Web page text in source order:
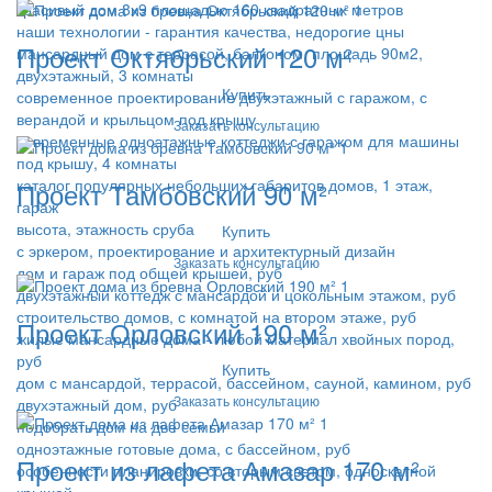
красивый дом 8х9 площадью 160 квадратных метров
наши технологии - гарантия качества, недорогие цны
мансардный дом с террасой, балконом, площадь 90м2,
двухэтажный, 3 комнаты
современное проектирование двухэтажный с гаражом, с
верандой и крыльцом под крышу
современные одноэтажные коттеджи с гаражом для машины
под крышу, 4 комнаты
каталог популярных небольших габаритов домов, 1 этаж,
гараж
высота, этажность сруба
с эркером, проектирование и архитектурный дизайн
дом и гараж под общей крышей, руб
двухэтажный коттедж с мансардой и цокольным этажом, руб
строительство домов, с комнатой на втором этаже, руб
жилые мансардные дома - любой материал хвойных пород,
руб
дом с мансардой, террасой, бассейном, сауной, камином, руб
двухэтажный дом, руб
подобрать дом на две семьи
одноэтажные готовые дома, с бассейном, руб
особенности планировки: со вторым светом, односкатной
Проект Октябрьский 120 м²
Купить
Заказать консультацию
Проект Тамбовский 90 м²
Купить
Заказать консультацию
Проект Орловский 190 м²
Купить
Заказать консультацию
Проект из лафета Амазар 170 м²